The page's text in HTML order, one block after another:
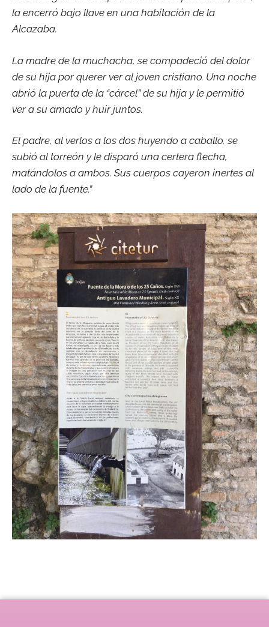
la encerró bajo llave en una habitación de la
Alcazaba.
La madre de la muchacha, se compadeció del dolor
de su hija por querer ver al joven cristiano. Una noche
abrió la puerta de la “cárcel” de su hija y le permitió
ver a su amado y huir juntos.
El padre, al verlos a los dos huyendo a caballo, se
subió al torreón y le disparó una certera flecha,
matándolos a ambos. Sus cuerpos cayeron inertes al
lado de la fuente.”